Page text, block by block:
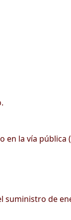
la vía pública
de